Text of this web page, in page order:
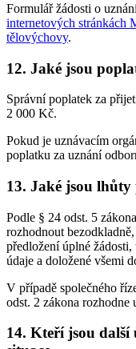
Formulář žádosti o
internetových stránkách
tělovýchovy.
12. Jaké jsou
Správní poplatek za
2 000 Kč.
Pokud je uznávacím
poplatku za uznání
13. Jaké jsou
Podle § 24 odst. 5
rozhodnout
předložení úplné
údaje a doložené všemi
V případě společného
odst. 2 zákona rozhodne
14. Kteří jsou další